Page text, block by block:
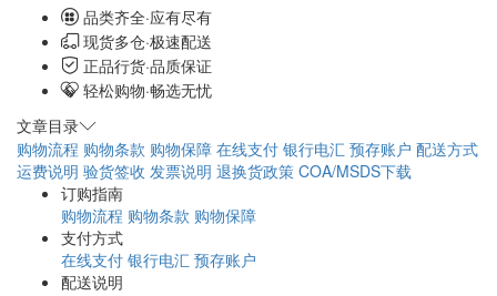
品类齐全·应有尽有
现货多仓·极速配送
正品行货·品质保证
轻松购物·畅选无忧
文章目录
购物流程 购物条款 购物保障 在线支付 银行电汇 预存账户 配送方式
运费说明 验货签收 发票说明 退换货政策 COA/MSDS下载
订购指南
购物流程 购物条款 购物保障
支付方式
在线支付 银行电汇 预存账户
配送说明